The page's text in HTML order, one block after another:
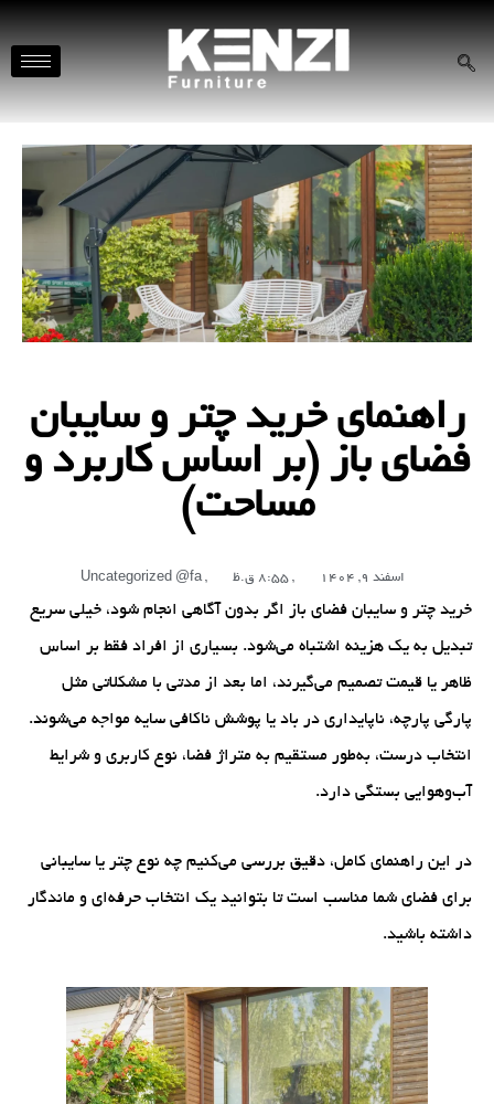
راهنمای خرید چتر و سایبان
فضای باز (بر اساس کاربرد و
مساحت)
اسفند 9, 1404 , 8:55 ق.ظ ,
Uncategorized @fa
خرید چتر و سایبان فضای باز اگر بدون آگاهی انجام شود، خیلی سریع
تبدیل به یک هزینه اشتباه می‌شود. بسیاری از افراد فقط بر اساس
ظاهر یا قیمت تصمیم می‌گیرند، اما بعد از مدتی با مشکلاتی مثل
پارگی پارچه، ناپایداری در باد یا پوشش ناکافی سایه مواجه می‌شوند.
انتخاب درست، به‌طور مستقیم به متراژ فضا، نوع کاربری و شرایط
آب‌وهوایی بستگی دارد.
در این راهنمای کامل، دقیق بررسی می‌کنیم چه نوع چتر یا سایبانی
برای فضای شما مناسب است تا بتوانید یک انتخاب حرفه‌ای و ماندگار
داشته باشید.